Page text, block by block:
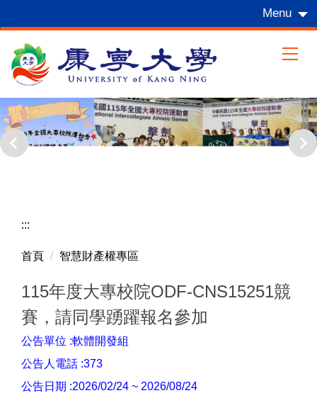
到
要
內
容
區
Menu
:::
首頁 智慧財產權專區
115年度大專校院ODF-CNS15251競
賽，請同學踴躍報名參加
公告單位 :軟體開發組
公告人電話 :373
公告日期 :2026/02/24 ~ 2026/08/24